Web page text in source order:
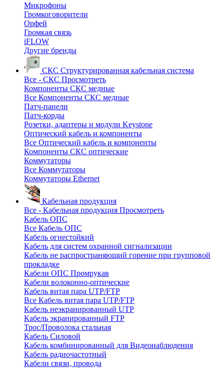
Микрофоны
Громкоговорители
Орфей
Громкая связь
iFLOW
Другие бренды
СКС Структурированная кабельная система
Все - СКС Просмотреть
Компоненты СКС медные
Все Компоненты СКС медные
Патч-панели
Патч-корды
Розетки, адаптеры и модули Keystone
Оптический кабель и компоненты
Все Оптический кабель и компоненты
Компоненты СКС оптические
Коммутаторы
Все Коммутаторы
Коммутаторы Ethernet
Кабельная продукция
Все - Кабельная продукция Просмотреть
Кабель ОПС
Все Кабель ОПС
Кабель огнестойкий
Кабель для систем охранной сигнализации
Кабель не распространяющий горение при групповой
прокладке
Кабели ОПС Промрукав
Кабели волоконно-оптические
Кабель витая пара UTP/FTP
Все Кабель витая пара UTP/FTP
Кабель неэкранированный UTP
Кабель экранированный FTP
Трос/Проволока стальная
Кабель Силовой
Кабель комбинированный для Видеонаблюдения
Кабель радиочастотный
Кабели связи, провода